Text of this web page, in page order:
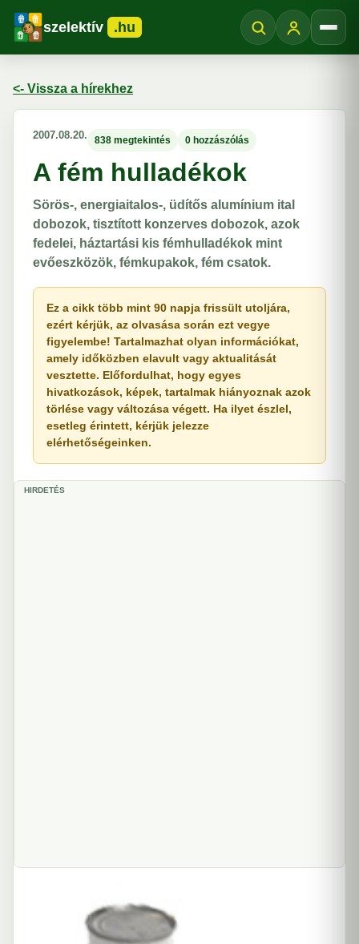
szelektív .hu
<- Vissza a hírekhez
2007.08.20. 838 megtekintés 0 hozzászólás
A fém hulladékok
Sörös-, energiaitalos-, üdítős alumínium ital
dobozok, tisztított konzerves dobozok, azok
fedelei, háztartási kis fémhulladékok mint
evőeszközök, fémkupakok, fém csatok.
Ez a cikk több mint 90 napja frissült utoljára,
ezért kérjük, az olvasása során ezt vegye
figyelembe! Tartalmazhat olyan információkat,
amely időközben elavult vagy aktualitását
vesztette. Előfordulhat, hogy egyes
hivatkozások, képek, tartalmak hiányoznak azok
törlése vagy változása végett. Ha ilyet észlel,
esetleg érintett, kérjük jelezze
elérhetőségeinken.
HIRDETÉS